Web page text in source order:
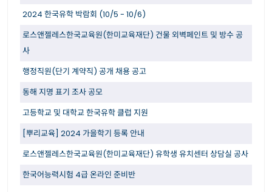
2024 한국유학 박람회 (10/5 - 10/6)
로스앤젤레스한국교육원(한미교육재단) 건물 외벽페인트 및 방수 공
사
행정직원(단기 계약직) 공개 채용 공고
동해 지명 표기 조사 공모
고등학교 및 대학교 한국유학 클럽 지원
[뿌리교육] 2024 가을학기 등록 안내
로스앤젤레스한국교육원(한미교육재단) 유학생 유치센터 상담실 공사
한국어능력시험 4급 온라인 준비반